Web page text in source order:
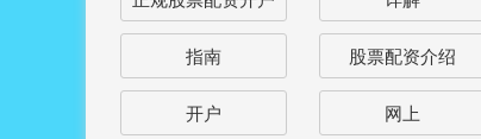
指南 股票配资介绍
开户 网上